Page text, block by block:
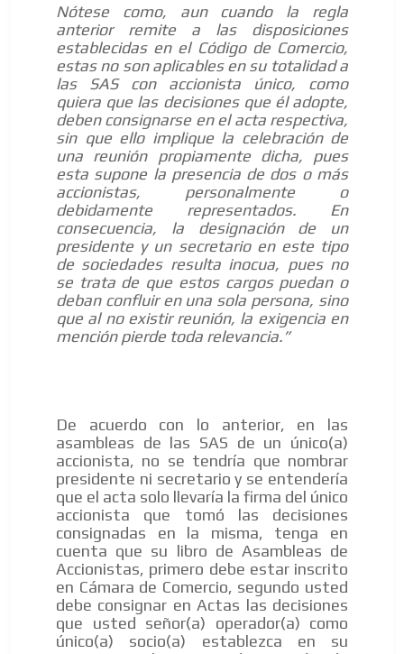
Nótese como, aun cuando la regla
anterior remite a las disposiciones
establecidas en el Código de Comercio,
estas no son aplicables en su totalidad a
las SAS con accionista único, como
quiera que las decisiones que él adopte,
deben consignarse en el acta respectiva,
sin que ello implique la celebración de
una reunión propiamente dicha, pues
esta supone la presencia de dos o más
accionistas, personalmente o
debidamente representados. En
consecuencia, la designación de un
presidente y un secretario en este tipo
de sociedades resulta inocua, pues no
se trata de que estos cargos puedan o
deban confluir en una sola persona, sino
que al no existir reunión, la exigencia en
mención pierde toda relevancia.”
De acuerdo con lo anterior, en las
asambleas de las SAS de un único(a)
accionista, no se tendría que nombrar
presidente ni secretario y se entendería
que el acta solo llevaría la firma del único
accionista que tomó las decisiones
consignadas en la misma, tenga en
cuenta que su libro de Asambleas de
Accionistas, primero debe estar inscrito
en Cámara de Comercio, segundo usted
debe consignar en Actas las decisiones
que usted señor(a) operador(a) como
único(a) socio(a) establezca en su